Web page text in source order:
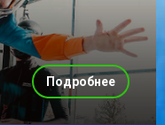
Подробнее